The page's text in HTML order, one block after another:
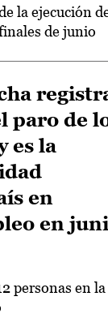
la ejecución
de junio
paro de
es la
en
en
personas en la